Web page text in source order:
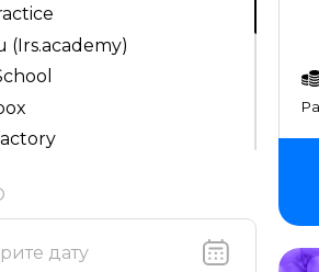
(Irs.academy)
Бизнес Аналитики
(ИПО)